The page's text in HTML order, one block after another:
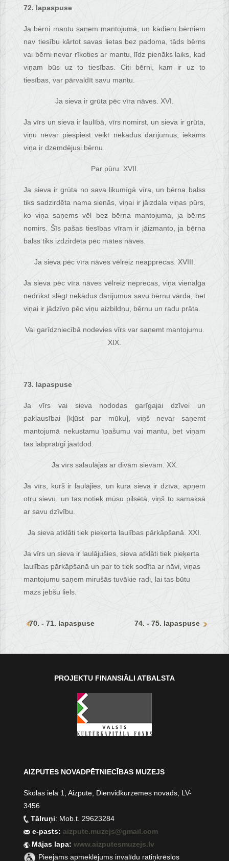
72. lapaspuse
Ja bērni mantu saņem mantojumā, un kādiem bērniem
nav tiesību kārtot savas lietas bez padoma, tāds bērns
vai bērni nevar rīkoties ar mantu, līdz pienāks laiks, kad
viņam būs uz to tiesības. Citi bērni, kam ir uz to
tiesības, var pārvaldīt savu mantu.
Ja sieva ir grūta pēc vīra nāves. XVI.
Ja vīrs un sieva ir laulībā, vīrs nomirst, un sieva ir grūta,
viņu nevar piespiest veikt nekādus darījumus, iekāms
viņa ir dzemdējusi bērnu.
Par pūru. XVII.
Ja sieva ir grūta no sava likumīgā vīra, un bērna balss
tiks sadzirdēta nama sienās, viņai ir jāizdala viņas pūrs,
ko viņa saņems vēl bez bērna mantojuma, ja bērns
nomirs. Šīs pašas tiesības vīram ir jāizmanto, ja bērna
balss tiks izdzirdēta pēc mātes nāves.
Ja sieva pēc vīra nāves vēlreiz neapprecas. XVIII.
Ja sieva pēc vīra nāves vēlreiz neprecas, viņa vienalga
nedrīkst slēgt nekādus darījumus savu bērnu vārdā, bet
viņai ir jādzīvo pēc viņu aizbildņu, bērnu un radu prāta.
Vai garīdzniecībā nodevies vīrs var saņemt mantojumu.
XIX.
73. lapaspuse
Ja vīrs vai sieva nododas garīgajai dzīvei un
paklausībai [kļūst par mūku], viņš nevar saņemt
mantojumā nekustamu īpašumu vai mantu, bet viņam
tas labprātīgi jāatdod.
Ja vīrs salaulājas ar divām sievām. XX.
Ja vīrs, kurš ir laulājies, un kura sieva ir dzīva, apņem
otru sievu, un tas notiek mūsu pilsētā, viņš to samaksā
ar savu dzīvību.
Ja sieva atklāti tiek pieķerta laulības pārkāpšanā. XXI.
Ja vīrs un sieva ir laulājušies, sieva atklāti tiek pieķerta
laulības pārkāpšanā un par to tiek sodīta ar nāvi, viņas
mantojumu saņem mirušās tuvākie radi, lai tas būtu
mazs jebšu liels.
70. - 71. lapaspuse 74. - 75. lapaspuse
PROJEKTU FINANSIĀLI ATBALSTA
AIZPUTES NOVADPĒTNIECĪBAS MUZEJS
Skolas iela 1, Aizpute, Dienvidkurzemes novads, LV-
3456
Tālruņi: Mob.t. 29623284
e-pasts:aizpute.muzejs@gmail.com
Mājas lapa:www.aizputesmuzejs.lv
Pieejams apmeklējums invalīdu ratiņkrēslos